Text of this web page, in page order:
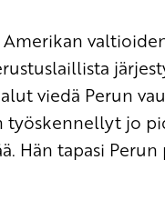
Amerikan
viedä Perun
työskennellyt jo
Hän tapasi